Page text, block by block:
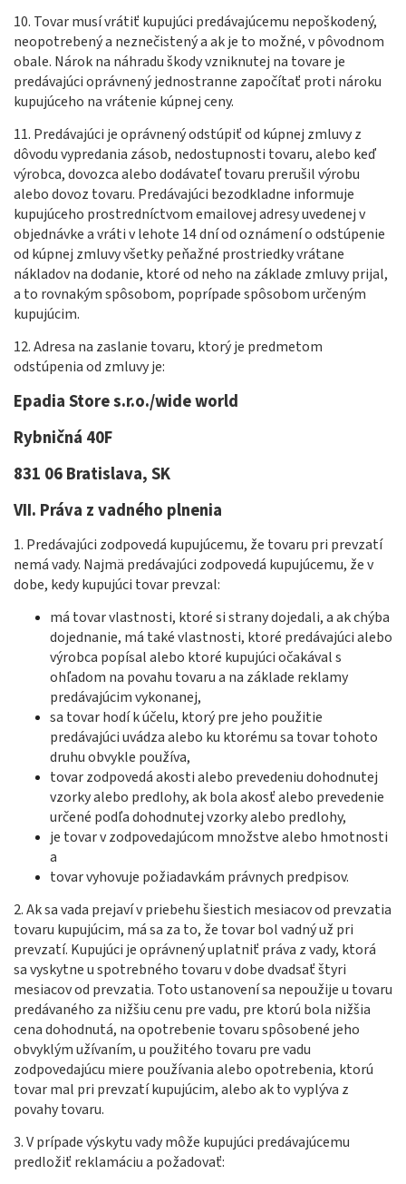
10. Tovar musí vrátiť kupujúci predávajúcemu nepoškodený,
neopotrebený a neznečistený a ak je to možné, v pôvodnom
obale. Nárok na náhradu škody vzniknutej na tovare je
predávajúci oprávnený jednostranne započítať proti nároku
kupujúceho na vrátenie kúpnej ceny.
11. Predávajúci je oprávnený odstúpiť od kúpnej zmluvy z
dôvodu vypredania zásob, nedostupnosti tovaru, alebo keď
výrobca, dovozca alebo dodávateľ tovaru prerušil výrobu
alebo dovoz tovaru. Predávajúci bezodkladne informuje
kupujúceho prostredníctvom emailovej adresy uvedenej v
objednávke a vráti v lehote 14 dní od oznámení o odstúpenie
od kúpnej zmluvy všetky peňažné prostriedky vrátane
nákladov na dodanie, ktoré od neho na základe zmluvy prijal,
a to rovnakým spôsobom, poprípade spôsobom určeným
kupujúcim.
12. Adresa na zaslanie tovaru, ktorý je predmetom
odstúpenia od zmluvy je:
Epadia Store s.r.o./wide world
Rybničná 40F
831 06 Bratislava, SK
VII. Práva z vadného plnenia
1. Predávajúci zodpovedá kupujúcemu, že tovaru pri prevzatí
nemá vady. Najmä predávajúci zodpovedá kupujúcemu, že v
dobe, kedy kupujúci tovar prevzal:
má tovar vlastnosti, ktoré si strany dojedali, a ak chýba
dojednanie, má také vlastnosti, ktoré predávajúci alebo
výrobca popísal alebo ktoré kupujúci očakával s
ohľadom na povahu tovaru a na základe reklamy
predávajúcim vykonanej,
sa tovar hodí k účelu, ktorý pre jeho použitie
predávajúci uvádza alebo ku ktorému sa tovar tohoto
druhu obvykle používa,
tovar zodpovedá akosti alebo prevedeniu dohodnutej
vzorky alebo predlohy, ak bola akosť alebo prevedenie
určené podľa dohodnutej vzorky alebo predlohy,
je tovar v zodpovedajúcom množstve alebo hmotnosti
a
tovar vyhovuje požiadavkám právnych predpisov.
2. Ak sa vada prejaví v priebehu šiestich mesiacov od prevzatia
tovaru kupujúcim, má sa za to, že tovar bol vadný už pri
prevzatí. Kupujúci je oprávnený uplatniť práva z vady, ktorá
sa vyskytne u spotrebného tovaru v dobe dvadsať štyri
mesiacov od prevzatia. Toto ustanovení sa nepoužije u tovaru
predávaného za nižšiu cenu pre vadu, pre ktorú bola nižšia
cena dohodnutá, na opotrebenie tovaru spôsobené jeho
obvyklým užívaním, u použitého tovaru pre vadu
zodpovedajúcu miere používania alebo opotrebenia, ktorú
tovar mal pri prevzatí kupujúcim, alebo ak to vyplýva z
povahy tovaru.
3. V prípade výskytu vady môže kupujúci predávajúcemu
predložiť reklamáciu a požadovať: